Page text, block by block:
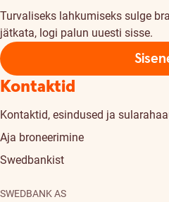
Turvaliseks lahkumiseks sulge
jätkata, logi palun uuesti sisse.
Kontaktid
Kontaktid, esindused ja
Aja broneerimine
Swedbankist
SWEDBANK AS